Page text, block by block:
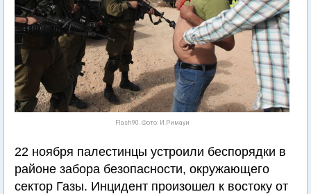
Flash90. Фото: И.Римауи
22 ноября палестинцы устроили беспорядки в
районе забора безопасности, окружающего
сектор Газы. Инцидент произошел к востоку от